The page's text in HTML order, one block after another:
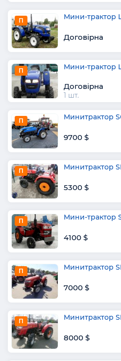
П Мини-трактор
Договірна
П Мини-трактор
Договірна
1 шт.
П Минитрактор
9700 $
П Минитрактор
5300 $
П Мини-трактор
4100 $
П Минитрактор
7000 $
П Минитрактор
8000 $